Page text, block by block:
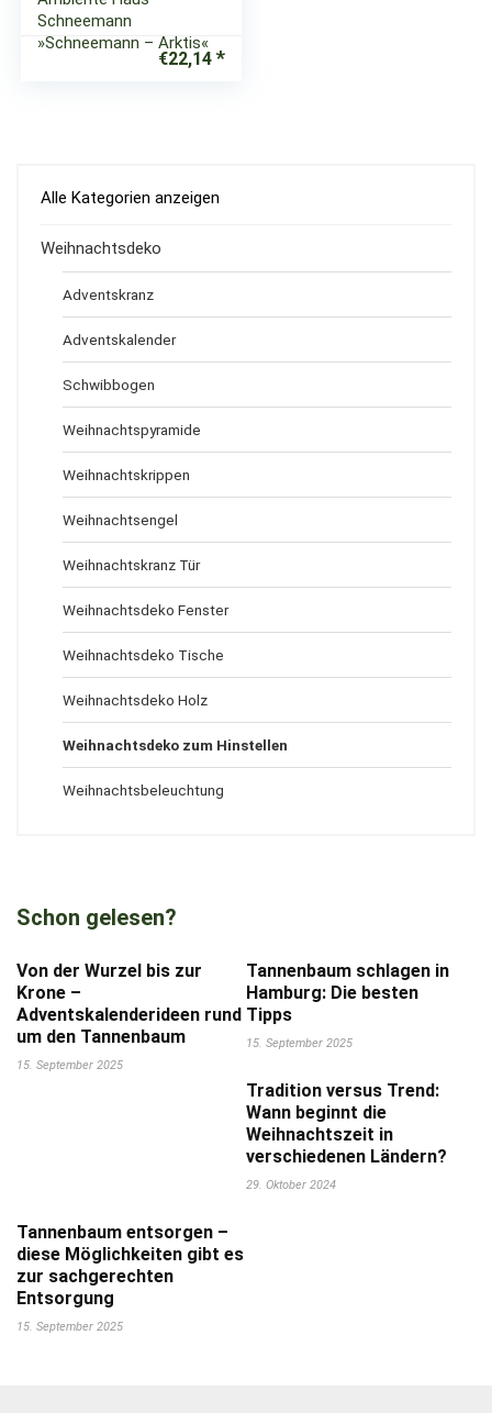
Schneemann
»Schneemann – Arktis«
€22,14
Alle Kategorien anzeigen
Weihnachtsdeko
Adventskranz
Adventskalender
Schwibbogen
Weihnachtspyramide
Weihnachtskrippen
Weihnachtsengel
Weihnachtskranz Tür
Weihnachtsdeko Fenster
Weihnachtsdeko Tische
Weihnachtsdeko Holz
Weihnachtsdeko zum Hinstellen
Weihnachtsbeleuchtung
Schon gelesen?
Von der Wurzel bis zur
Krone –
Adventskalenderideen rund
um den Tannenbaum
15. September 2025
Tannenbaum schlagen in
Hamburg: Die besten
Tipps
15. September 2025
Tradition versus Trend:
Wann beginnt die
Weihnachtszeit in
verschiedenen Ländern?
29. Oktober 2024
Tannenbaum entsorgen –
diese Möglichkeiten gibt es
zur sachgerechten
Entsorgung
15. September 2025